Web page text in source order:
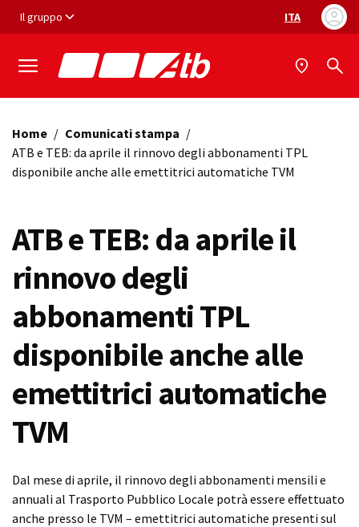
Vai ai contenuti
Vai al footer
Il gruppo Selezione
ITA
Home / Comunicati stampa /
ATB e TEB: da aprile il rinnovo degli abbonamenti TPL
disponibile anche alle emettitrici automatiche TVM
ATB e TEB: da aprile il
rinnovo degli
abbonamenti TPL
disponibile anche alle
emettitrici automatiche
TVM
Dal mese di aprile, il rinnovo degli abbonamenti mensili e
annuali al Trasporto Pubblico Locale potrà essere effettuato
anche presso le TVM – emettitrici automatiche presenti sul